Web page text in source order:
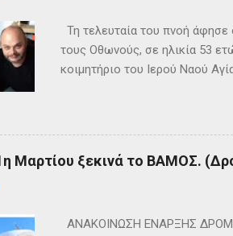
Τη τελευταία του πνοή
τους Οθωνούς, σε ηλικία 53
κοιμητήριο του Ιερού Ναού
Μαρτίου ξεκινά το ΒΑΜΟΣ.
ΑΝΑΚΟΙΝΩΣΗ ΕΝΑΡΞΗΣ